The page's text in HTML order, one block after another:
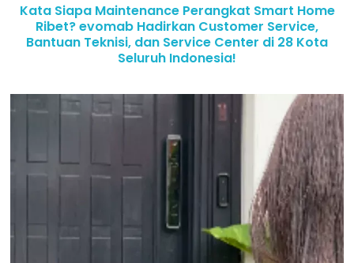
Kata Siapa Maintenance Perangkat Smart Home
Ribet? evomab Hadirkan Customer Service,
Bantuan Teknisi, dan Service Center di 28 Kota
Seluruh Indonesia!